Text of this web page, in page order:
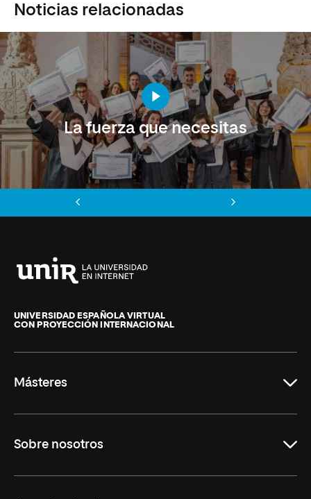
Noticias relacionadas
La fuerza que necesitas
de
La
UNIVERSIDAD ESPAÑOLA VIRTUAL
CON PROYECCIÓN INTERNACIONAL
Másteres
Derecho
Sobre nosotros